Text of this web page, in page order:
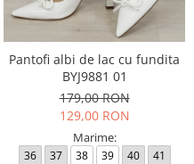
Pantofi albi de lac cu fundita
BYJ9881 01
179,00 RON
129,00 RON
Marime:
36 37 38 39 40 41